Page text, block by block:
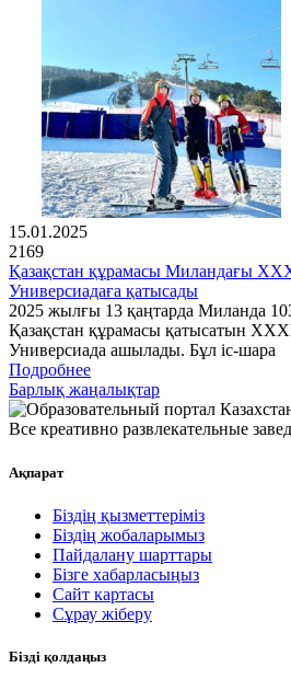
15.01.2025
2169
Қазақстан құрамасы Миландағы
Универсиадаға қатысады
2025 жылғы 13 қаңтарда Миланда
Қазақстан құрамасы қатысатын
Универсиада ашылады. Бұл іс-шара
Подробнее
Барлық жаңалықтар
Все креативно развлекательные
Ақпарат
Біздің қызметтеріміз
Біздің жобаларымыз
Пайдалану шарттары
Бізге хабарласыңыз
Сайт картасы
Сұрау жіберу
Бізді қолдаңыз